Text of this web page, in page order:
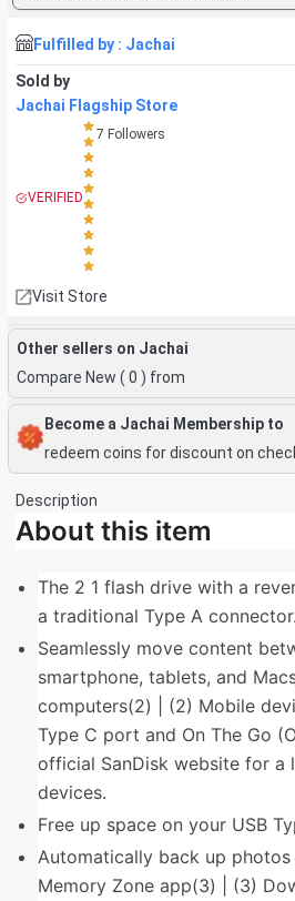
Fulfilled by : Jachai
Sold by
Jachai Flagship Store
VERIFIED
7 Followers
Visit Store
Other sellers on Jachai
Compare New ( 0 ) from
Become a Jachai Membership to
redeem coins for discount on
Description
About this item
The 2 1 flash drive with a
a traditional Type A connector.
Seamlessly move content
smartphone, tablets, and
computers(2) | (2) Mobile
Type C port and On The Go
official SanDisk website for a
devices.
Free up space on your USB
Automatically back up photos
Memory Zone app(3) | (3)